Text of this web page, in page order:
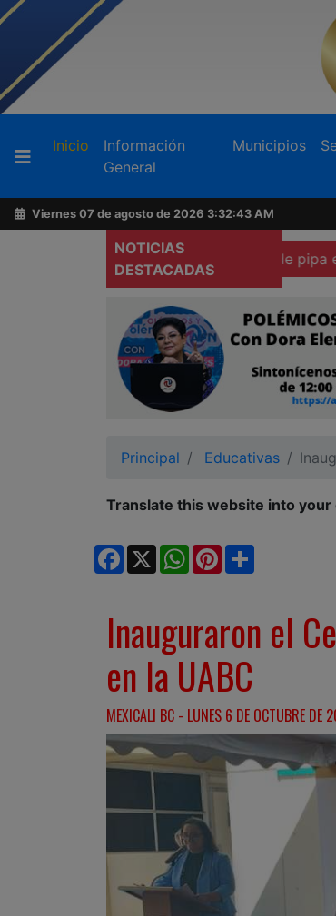
Inicio (current)
Información
General
Municipios
Viernes 07 de agosto de 2026 3:32:45 AM
NOTICIAS
DESTACADAS
a heridos por explosión de pipa en
Principal Educativas
Translate this website into your
Facebook
X WhatsApp
Pinterest
Inauguraron el
en la UABC
MEXICALI BC - LUNES 6 DE OCTUBRE DE
Buscador
Acerca
de